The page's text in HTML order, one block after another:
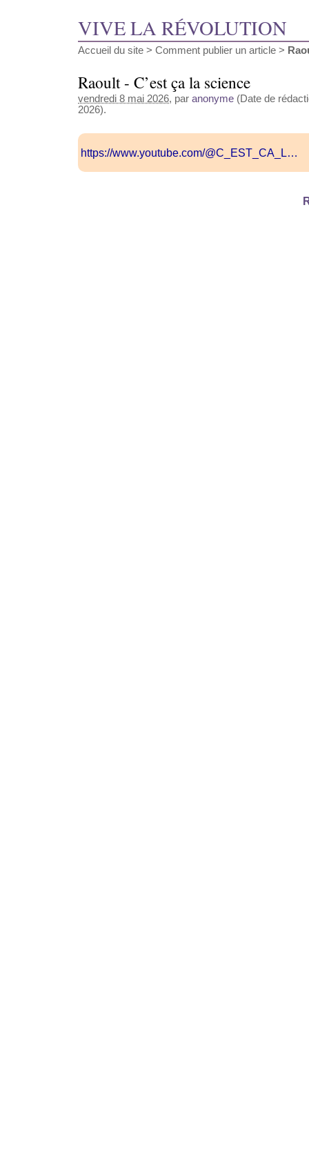
VIVE LA RÉVOLUTION
Accueil du site > Comment publier un article >
Raoult - C’est ça la science
vendredi 8 mai 2026, par anonyme (Date de
2026).
https://www.youtube.com/@C_EST_CA_L…